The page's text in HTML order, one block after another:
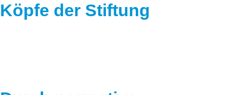
Schriften zum Umweltenergierecht
Köpfe der Stiftung